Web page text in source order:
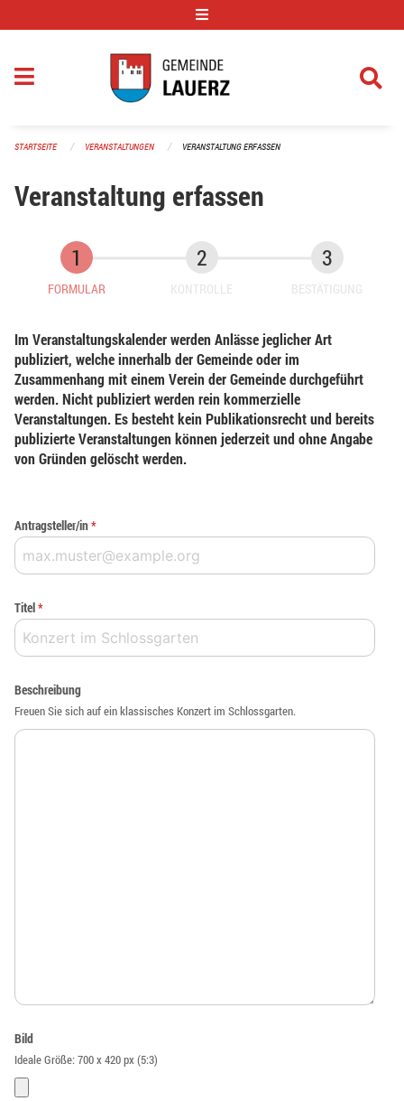
STARTSEITE VERANSTALTUNGEN VERANSTALTUNG ERFASSEN
Veranstaltung erfassen
FORMULAR KONTROLLE BESTÄTIGUNG
Im Veranstaltungskalender werden Anlässe jeglicher Art
publiziert, welche innerhalb der Gemeinde oder im
Zusammenhang mit einem Verein der Gemeinde durchgeführt
werden. Nicht publiziert werden rein kommerzielle
Veranstaltungen. Es besteht kein Publikationsrecht und bereits
publizierte Veranstaltungen können jederzeit und ohne Angabe
von Gründen gelöscht werden.
Antragsteller/in*
Titel*
Beschreibung
Freuen Sie sich auf ein klassisches Konzert im Schlossgarten.
Bild
Ideale Größe: 700 x 420 px (5:3)